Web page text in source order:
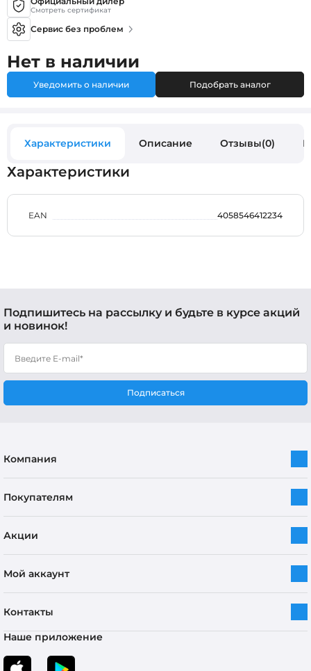
Смотреть сертификат
Сервис без проблем
Нет в наличии
Уведомить о наличии Подобрать аналог
Характеристики Описание Отзывы(0)
Характеристики
EAN 4058546412234
Подпишитесь на рассылку и будьте в курсе акций
и новинок!
Подписаться
Компания
Покупателям
Акции
Мой аккаунт
Контакты
Наше приложение